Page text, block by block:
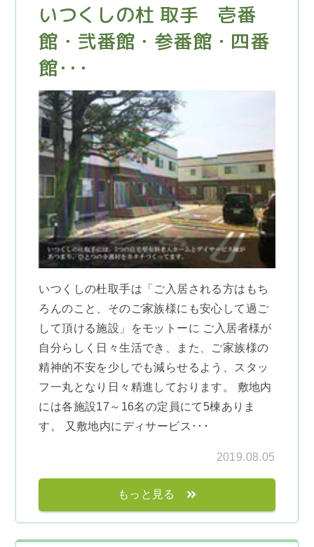
いつくしの杜 取手 壱番
館・弐番館・参番館・四番
館･･･
いつくしの杜取手は「ご入居される方はもち
ろんのこと、そのご家族様にも安心して過ご
して頂ける施設」をモットーに ご入居者様が
自分らしく日々生活でき、また、ご家族様の
精神的不安を少しでも減らせるよう、スタッ
フ一丸となり日々精進しております。 敷地内
には各施設17～16名の定員にて5棟ありま
す。 又敷地内にディサービス･･･
2019.08.05
もっと見る